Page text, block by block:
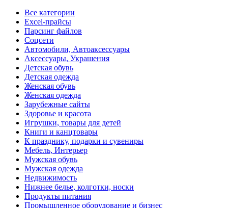
Все категории
Excel-прайсы
Парсинг файлов
Соцсети
Автомобили, Автоаксессуары
Аксессуары, Украшения
Детская обувь
Детская одежда
Женская обувь
Женская одежда
Зарубежные сайты
Здоровье и красота
Игрушки, товары для детей
Книги и канцтовары
К празднику, подарки и сувениры
Мебель, Интерьер
Мужская обувь
Мужская одежда
Недвижимость
Нижнее белье, колготки, носки
Продукты питания
Промышленное оборудование и бизнес